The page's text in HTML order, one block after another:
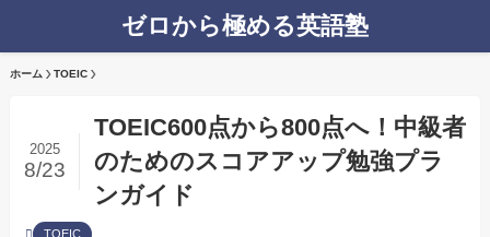
ゼロから極める英語塾
ホーム TOEIC
TOEIC600点から800点へ！中級者
のためのスコアアップ勉強プラ
ンガイド
2025
8/23
TOEIC